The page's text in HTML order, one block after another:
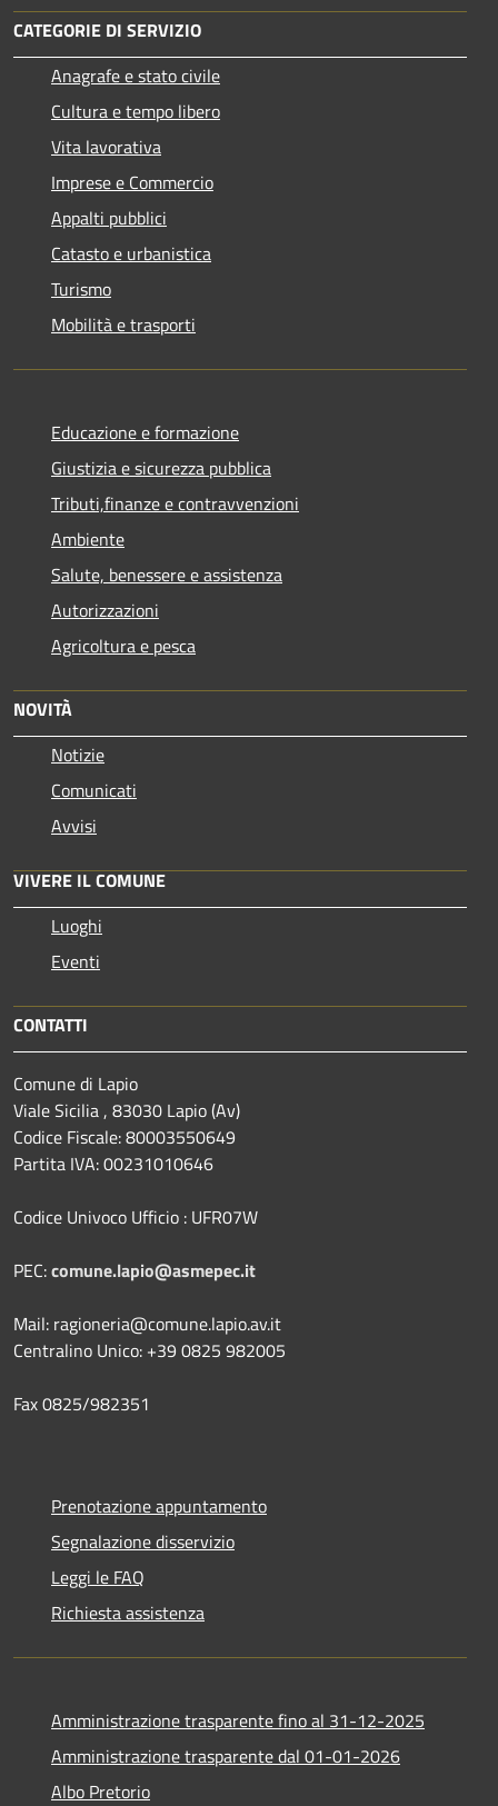
CATEGORIE DI SERVIZIO
Anagrafe e stato civile
Cultura e tempo libero
Vita lavorativa
Imprese e Commercio
Appalti pubblici
Catasto e urbanistica
Turismo
Mobilità e trasporti
Educazione e formazione
Giustizia e sicurezza pubblica
Tributi,finanze e contravvenzioni
Ambiente
Salute, benessere e assistenza
Autorizzazioni
Agricoltura e pesca
NOVITÀ
Notizie
Comunicati
Avvisi
VIVERE IL COMUNE
Luoghi
Eventi
CONTATTI
Comune di Lapio
Viale Sicilia , 83030 Lapio (Av)
Codice Fiscale: 80003550649
Partita IVA: 00231010646
Codice Univoco Ufficio : UFR07W
PEC:comune.lapio@asmepec.it
Mail: ragioneria@comune.lapio.av.it
Centralino Unico: +39 0825 982005
Fax 0825/982351
Prenotazione appuntamento
Segnalazione disservizio
Leggi le FAQ
Richiesta assistenza
Amministrazione trasparente fino al 31-12-2025
Amministrazione trasparente dal 01-01-2026
Albo Pretorio